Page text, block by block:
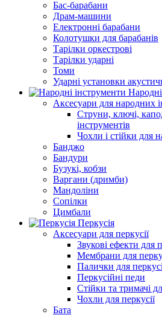
Бас-барабани
Драм-машини
Електронні барабани
Колотушки для барабанів
Тарілки оркестрові
Тарілки ударні
Томи
Ударні установки
Аксесуари для народних
Струни, ключі,
інструментів
Чохли і стійки для
Банджо
Бандури
Бузукі, кобзи
Варгани (дримби)
Мандоліни
Сопілки
Цимбали
Перкусія
Аксесуари для перкусії
Звукові ефекти для
Мембрани для
Палички для
Перкусійні педи
Стійки та тримачі
Чохли для перкусії
Бата